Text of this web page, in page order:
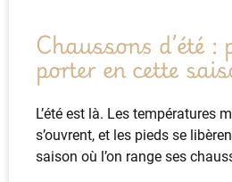
Chaussons d’été :
porter en cette
L’été est là. Les températures
s’ouvrent, et les pieds se
saison où l’on range ses